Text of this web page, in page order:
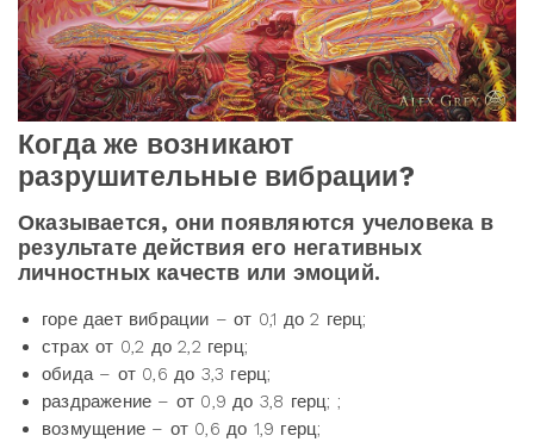
Когда же возникают
разрушительные вибрации?
Оказывается, они появляются учеловека в
результате действия его негативных
личностных качеств или эмоций.
горе дает вибрации – от 0,1 до 2 герц;
страх от 0,2 до 2,2 герц;
обида – от 0,6 до 3,3 герц;
раздражение – от 0,9 до 3,8 герц; ;
возмущение – от 0,6 до 1,9 герц;